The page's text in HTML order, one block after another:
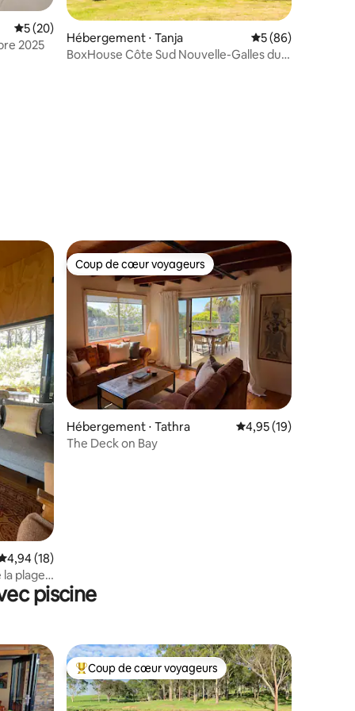
: 4,97 sur 5
Évaluation moyenne sur la base de 20 commentaires : 5 sur 5
5 (20)
2025
Hébergement ⋅ Tanja Évaluation
5 (86)
BoxHouse Côte Sud Nouvelle-Galles du
: 4,87 sur 5
moyenne sur la base de 18 commentaires : 4,94 sur 5
4,94 (18)
plage
Coup de cœur voyageurs
Coup de cœur voyageurs
Hébergement ⋅ Tathra Évaluation moyenne
4,95 (19)
The Deck on Bay
piscine
Coups de cœur voyageurs les plus appréciés
Coup de cœur voyageurs